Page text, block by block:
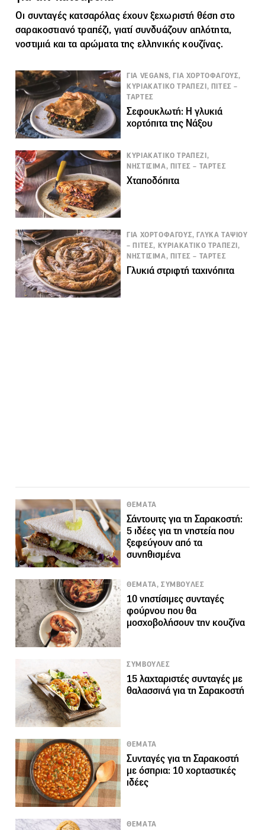
Οι συνταγές κατσαρόλας έχουν ξεχωριστή θέση στο
σαρακοστιανό τραπέζι, γιατί συνδυάζουν απλότητα,
νοστιμιά και τα αρώματα της ελληνικής κουζίνας.
ΓΙΑ VEGANS, ΓΙΑ ΧΟΡΤΟΦΑΓΟΥΣ,
ΚΥΡΙΑΚΑΤΙΚΟ ΤΡΑΠΕΖΙ, ΠΙΤΕΣ –
ΤΑΡΤΕΣ
Σεφουκλωτή: Η γλυκιά
χορτόπιτα της Νάξου
ΚΥΡΙΑΚΑΤΙΚΟ ΤΡΑΠΕΖΙ,
ΝΗΣΤΙΣΙΜΑ, ΠΙΤΕΣ – ΤΑΡΤΕΣ
Χταποδόπιτα
ΓΙΑ ΧΟΡΤΟΦΑΓΟΥΣ, ΓΛΥΚΑ ΤΑΨΙΟΥ
– ΠΙΤΕΣ, ΚΥΡΙΑΚΑΤΙΚΟ ΤΡΑΠΕΖΙ,
ΝΗΣΤΙΣΙΜΑ, ΠΙΤΕΣ – ΤΑΡΤΕΣ
Γλυκιά στριφτή ταχινόπιτα
ΘΕΜΑΤΑ
Σάντουιτς για τη Σαρακοστή:
5 ιδέες για τη νηστεία που
ξεφεύγουν από τα
συνηθισμένα
ΘΕΜΑΤΑ, ΣΥΜΒΟΥΛΕΣ
10 νηστίσιμες συνταγές
φούρνου που θα
μοσχοβολήσουν την κουζίνα
ΣΥΜΒΟΥΛΕΣ
15 λαχταριστές συνταγές με
θαλασσινά για τη Σαρακοστή
ΘΕΜΑΤΑ
Συνταγές για τη Σαρακοστή
με όσπρια: 10 χορταστικές
ιδέες
ΘΕΜΑΤΑ